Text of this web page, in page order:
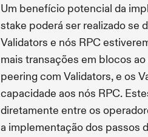
Um benefício potencial da
stake poderá ser realizado se
Validators e nós RPC
mais transações em blocos
peering com Validators, e os
capacidade aos nós RPC.
diretamente entre os
a implementação dos passos